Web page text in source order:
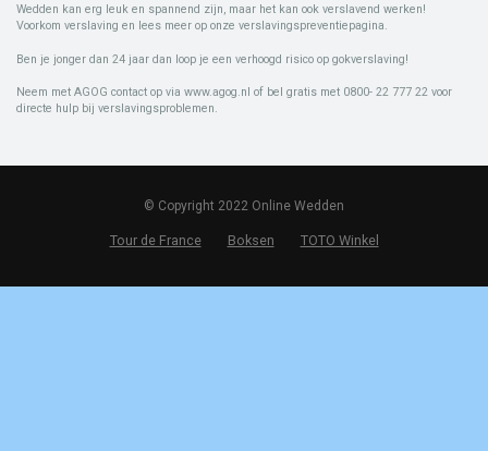
Wedden kan erg leuk en spannend zijn, maar het kan ook verslavend werken!
Voorkom verslaving en lees meer op onze verslavingspreventiepagina.
Ben je jonger dan 24 jaar dan loop je een verhoogd risico op gokverslaving!
Neem met AGOG contact op via www.agog.nl of bel gratis met 0800- 22 777 22 voor
directe hulp bij verslavingsproblemen.
© Copyright 2022 Online Wedden
Tour de France Boksen TOTO Winkel